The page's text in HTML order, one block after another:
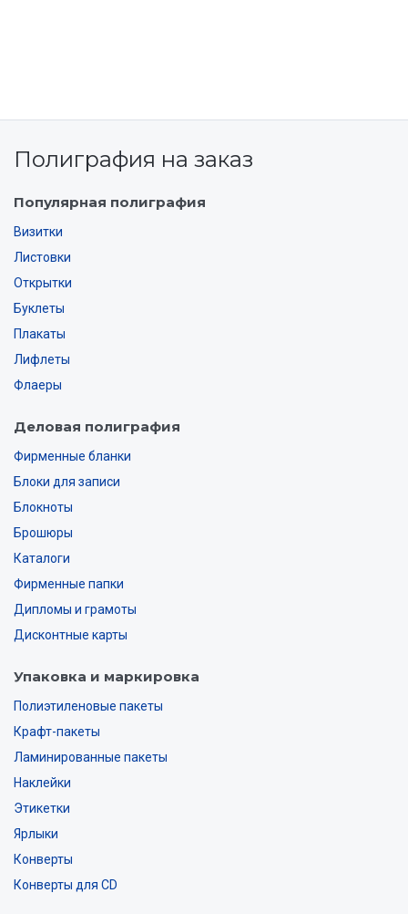
Полиграфия на заказ
Популярная полиграфия
Визитки
Листовки
Открытки
Буклеты
Плакаты
Лифлеты
Флаеры
Деловая полиграфия
Фирменные бланки
Блоки для записи
Блокноты
Брошюры
Каталоги
Фирменные папки
Дипломы и грамоты
Дисконтные карты
Упаковка и маркировка
Полиэтиленовые пакеты
Крафт-пакеты
Ламинированные пакеты
Наклейки
Этикетки
Ярлыки
Конверты
Конверты для CD